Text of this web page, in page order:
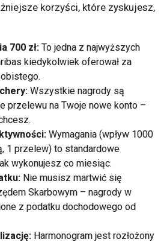
korzyści, które zyskujesz,
700 zł: To jedna z najwyższych
kiedykolwiek oferował za
Wszystkie nagrody są
przelewu na Twoje nowe konto –
Wymagania (wpływ 1000
1 przelew) to standardowe
wykonujesz co miesiąc.
Nie musisz martwić się
Skarbowym – nagrody w
z podatku dochodowego od
Harmonogram jest rozłożony